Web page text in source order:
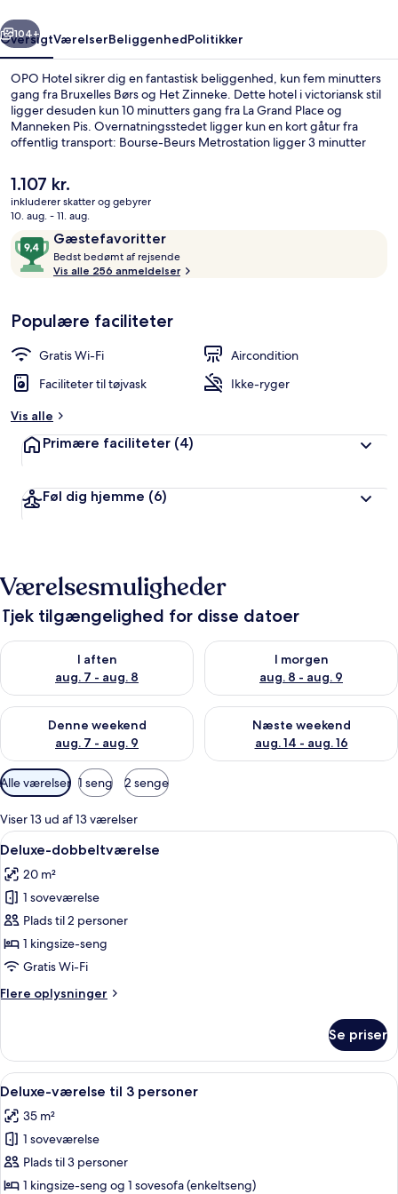
Næste
104+
OversigtVærelserBeliggenhedPolitikker
OPO Hotel sikrer dig en fantastisk beliggenhed, kun fem minutters
gang fra Bruxelles Børs og Het Zinneke. Dette hotel i victoriansk stil
ligger desuden kun 10 minutters gang fra La Grand Place og
Manneken Pis. Overnatningsstedet ligger kun en kort gåtur fra
offentlig transport: Bourse-Beurs Metrostation ligger 3 minutter
minutter derfra.
Den
nuværende
pris
1.107 kr.
1.107 kr.
inkluderer skatter og gebyrer
10. aug. - 11. aug.
AnmeldelserGæstefavoritter
9,4
ud
af
Gæstefavoritter
Bedst bedømt af rejsende
e
t
n
e
Vis alle 256 anmeldelser
Populære faciliteter
Gratis Wi-Fi
Aircondition
Faciliteter til tøjvask
Ikke-ryger
Vis alle
Primære faciliteter (4)
Føl dig hjemme (6)
Værelsesmuligheder
Tjek tilgængelighed for disse datoer
I aften
aug. 7 - aug. 8
Tjek tilgængelighed for i aften aug. 7 - aug. 8
I morgen
aug. 8 - aug. 9
Tjek tilgængelighed for i
Denne weekend
aug. 7 - aug. 9
Tjek tilgængelighed for denne weekend aug. 7 - aug. 9
Næste weekend
aug. 14 - aug. 16
Tjek tilgængelighed for næste
Tilgængelige
filtre
for
værelser
Alle værelser 1 seng 2 senge
Viser 13 ud af 13 værelser
Indlæs
alle
billeder
af
Deluxe-
dobbeltværelse
Et hotelværelse med en stor seng,
17
Deluxe-dobbeltværelse
20 m²
1 soveværelse
Plads til 2 personer
1 kingsize-seng
Gratis Wi-Fi
Flere oplysninger
Flere
dobbeltværelse
Se priser
Indlæs
alle
billeder
af
Deluxe-
værelse
Et moderne soveværelse med
7
Deluxe-værelse til 3 personer
35 m²
1 soveværelse
Plads til 3 personer
1 kingsize-seng og 1 sovesofa (enkeltseng)